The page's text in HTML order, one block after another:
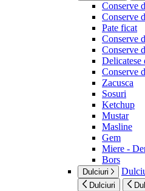
Conserve
Conserve
Pate ficat
Conserve
Conserve
Delicatese
Conserve
Zacusca
Sosuri
Ketchup
Mustar
Masline
Gem
Miere -
Bors
Dulciuri
Dulciuri